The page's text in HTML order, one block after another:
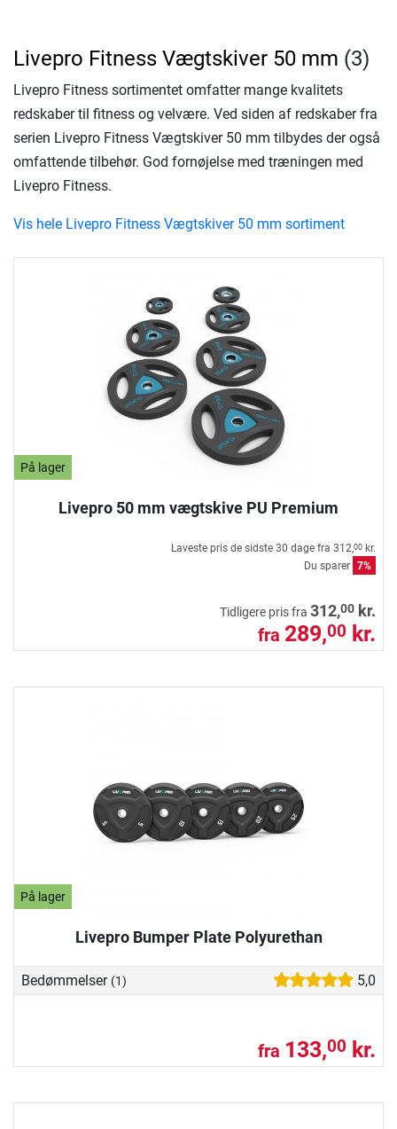
På lager
Livepro 50 mm vægtskive PU Premium
Laveste pris de sidste 30 dage fra 312,00 kr.
Du sparer 7%
Tidligere pris fra 312,00 kr.
fra 289,00 kr.
På lager
Livepro Bumper Plate Polyurethan
Bedømmelser (1) 5,0
fra 133,00 kr.
Livepro Fitness Vægtskiver 50 mm (3)
Livepro Fitness sortimentet omfatter mange kvalitets
redskaber til fitness og velvære. Ved siden af redskaber fra
serien Livepro Fitness Vægtskiver 50 mm tilbydes der også
omfattende tilbehør. God fornøjelse med træningen med
Livepro Fitness.
Vis hele Livepro Fitness Vægtskiver 50 mm sortiment